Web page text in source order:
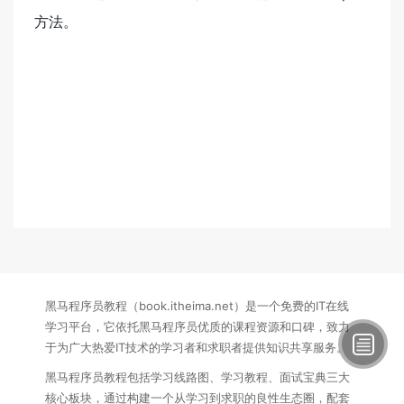
方法。
黑马程序员教程（book.itheima.net）是一个免费的IT在线
学习平台，它依托黑马程序员优质的课程资源和口碑，致力
于为广大热爱IT技术的学习者和求职者提供知识共享服务。
黑马程序员教程包括学习线路图、学习教程、面试宝典三大
核心板块，通过构建一个从学习到求职的良性生态圈，配套